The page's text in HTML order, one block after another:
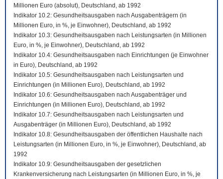
Millionen Euro (absolut), Deutschland, ab 1992
Indikator 10.2: Gesundheitsausgaben nach Ausgabenträgern (in
Millionen Euro, in %, je Einwohner), Deutschland, ab 1992
Indikator 10.3: Gesundheitsausgaben nach Leistungsarten (in Millionen
Euro, in %, je Einwohner), Deutschland, ab 1992
Indikator 10.4: Gesundheitsausgaben nach Einrichtungen (je Einwohner
in Euro), Deutschland, ab 1992
Indikator 10.5: Gesundheitsausgaben nach Leistungsarten und
Einrichtungen (in Millionen Euro), Deutschland, ab 1992
Indikator 10.6: Gesundheitsausgaben nach Ausgabenträger und
Einrichtungen (in Millionen Euro), Deutschland, ab 1992
Indikator 10.7: Gesundheitsausgaben nach Leistungsarten und
Ausgabenträger (in Millionen Euro), Deutschland, ab 1992
Indikator 10.8: Gesundheitsausgaben der öffentlichen Haushalte nach
Leistungsarten (in Millionen Euro, in %, je Einwohner), Deutschland, ab
1992
Indikator 10.9: Gesundheitsausgaben der gesetzlichen
Krankenversicherung nach Leistungsarten (in Millionen Euro, in %, je